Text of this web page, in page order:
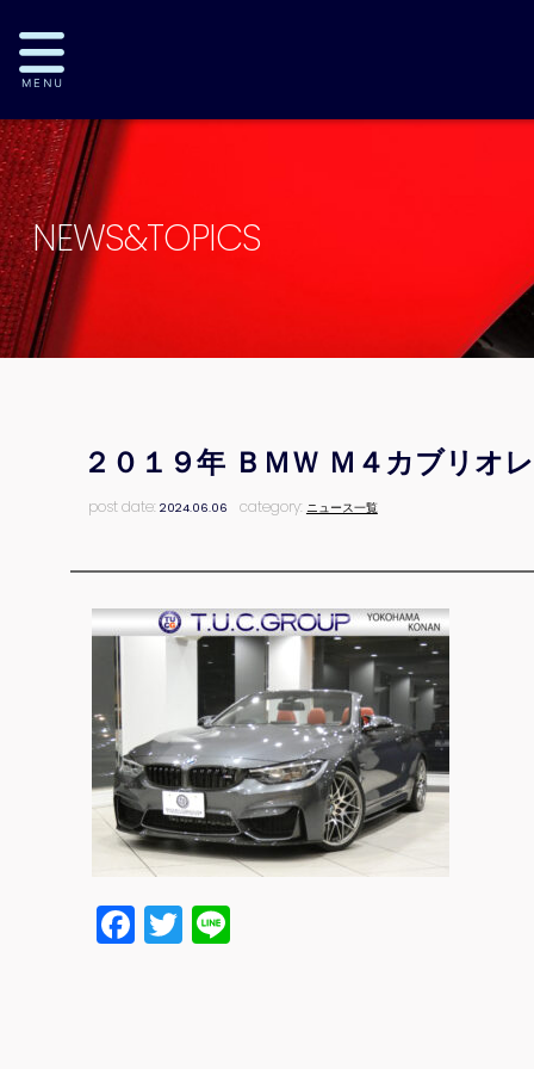
NEWS&TOPICS
２０１９年 ＢＭＷ Ｍ４カブリ
post date:2024.06.06 category: ニュース一覧
Facebook
Twitter